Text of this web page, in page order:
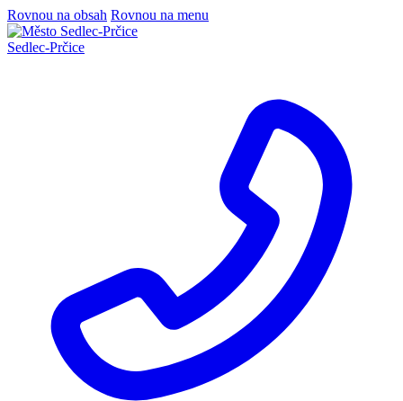
Rovnou na obsah Rovnou na menu
Sedlec-Prčice